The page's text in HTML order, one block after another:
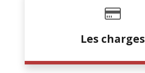
Les charges